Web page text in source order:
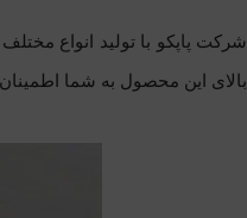
شرکت پاپکو با تولید انواع
بالای این محصول به شما